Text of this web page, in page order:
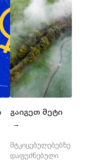
გაიგეთ მეტი
→
მტკიცებულებებზე
დაფუძნებული